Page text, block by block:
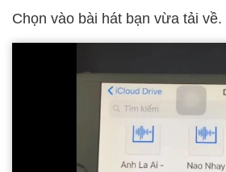
Chọn vào bài hát bạn vừa tải về.